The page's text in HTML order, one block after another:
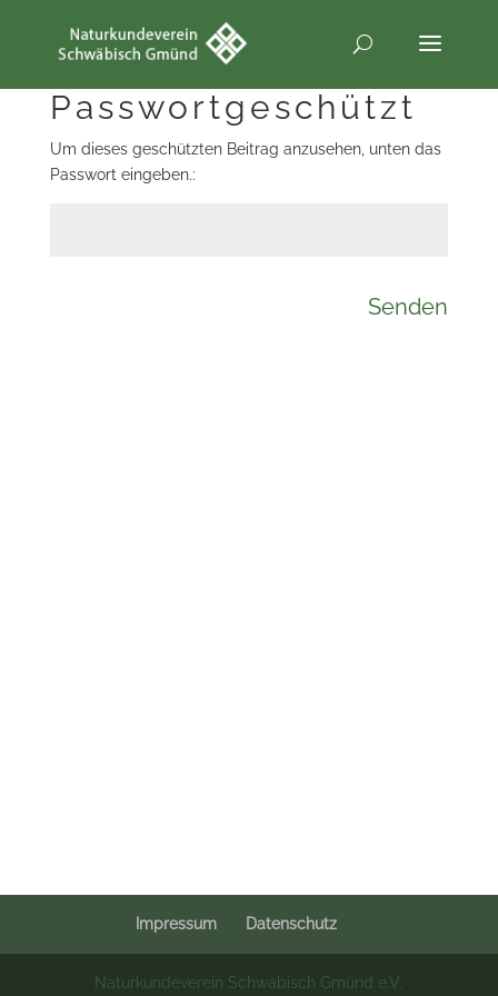
Passwortgeschützt
Um dieses geschützten Beitrag anzusehen, unten das
Passwort eingeben.:
Senden
Impressum Datenschutz
Naturkundeverein Schwäbisch Gmünd e.V.